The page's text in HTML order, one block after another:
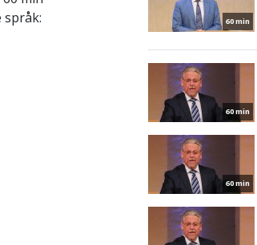
60 min
60 min
60 min